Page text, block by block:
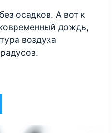
осадков. А вот к
дождь,
воздуха